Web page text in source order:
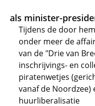
als minister-
Tijdens de door
onder meer de
van de "Drie van
inschrijvings- en
piratenwetjes
vanaf de
huurliberalisatie